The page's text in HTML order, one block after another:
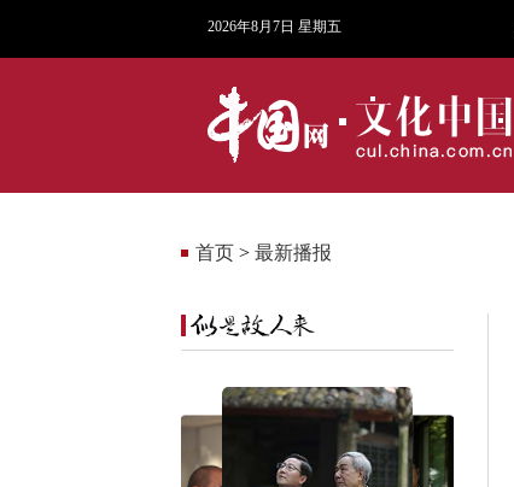
2026年8月7日 星期五
首页 > 最新播报